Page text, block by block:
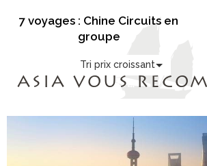
7 voyages : Chine Circuits en
groupe
Tri prix croissant
ASIA VOUS